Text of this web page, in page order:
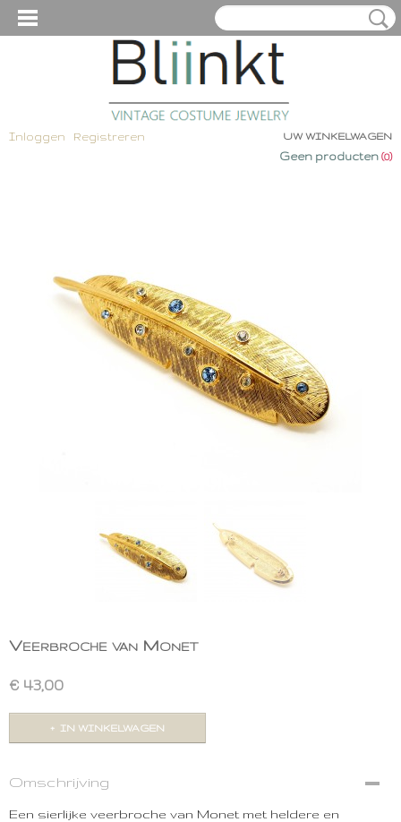
Inloggen Registreren UW WINKELWAGEN
Geen producten (0)
Veerbroche van Monet
€ 43,00
IN WINKELWAGEN
Omschrijving
Een sierlijke veerbroche van Monet met heldere en